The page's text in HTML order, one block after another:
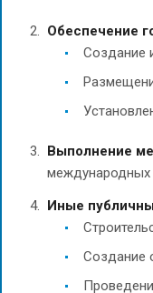
Обеспечение
Создание
Выполнение
международных
Иные
Создание